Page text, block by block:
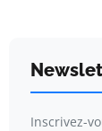
Inscrivez-